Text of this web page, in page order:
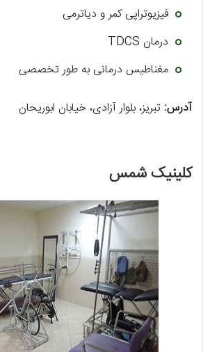
فیزیوتراپی کمر و دیاترمی
درمان TDCS
مغناطیس درمانی به طور تخصصی
آدرس: تبریز، بلوار آزادی، خیابان ابوریحان
کلینیک شمس